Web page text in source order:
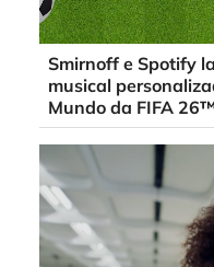
Smirnoff e Spotify
musical
Mundo da FIFA